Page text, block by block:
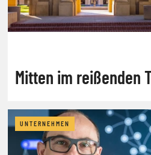
Mitten im reißenden
UNTERNEHMEN